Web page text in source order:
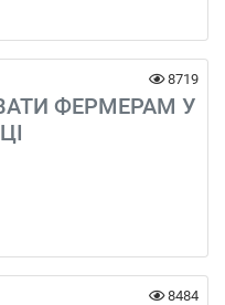
8719
ФЕРМЕРАМ У
8484